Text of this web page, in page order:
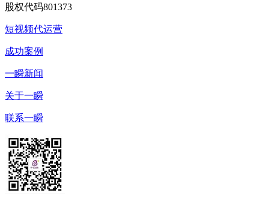
股权代码801373
短视频代运营
成功案例
一瞬新闻
关于一瞬
联系一瞬